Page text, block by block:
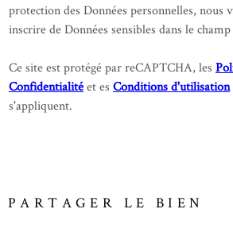
protection des Données personnelles, nous
inscrire de Données sensibles dans le
Ce site est protégé par reCAPTCHA, les
Confidentialitéet es Conditions d'utilisation
s'appliquent.
PARTAGER LE BIEN